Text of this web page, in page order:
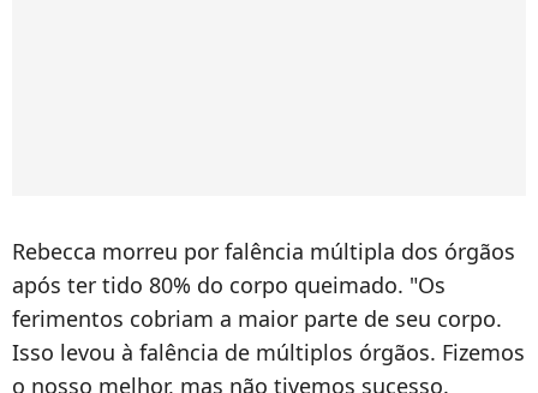
Rebecca morreu por falência múltipla dos órgãos
após ter tido 80% do corpo queimado. "Os
ferimentos cobriam a maior parte de seu corpo.
Isso levou à falência de múltiplos órgãos. Fizemos
o nosso melhor, mas não tivemos sucesso.